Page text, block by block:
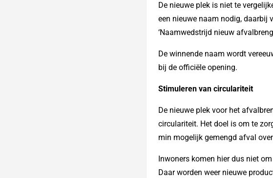
De nieuwe plek is niet te
een nieuwe naam nodig, daarbij
‘Naamwedstrijd nieuw
De winnende naam wordt
bij de officiële opening.
Stimuleren van circulariteit
De nieuwe plek voor het
circulariteit. Het doel is om te
min mogelijk gemengd afval
Inwoners komen hier dus niet
Daar worden weer nieuwe